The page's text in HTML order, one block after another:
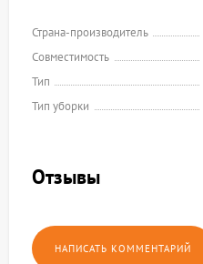
Страна-производитель
Совместимость
Тип
Тип уборки
Отзывы